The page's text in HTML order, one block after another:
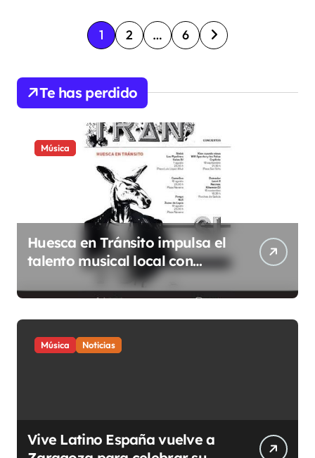
P
a
g
i
n
a
c
ó
n
d
e
n
t
a
1 2 … 6
Te has perdido
Música
Huesca en Tránsito impulsa el
talento musical local con
conciertos durante todo 2026
Música Noticias
Vive Latino España vuelve a